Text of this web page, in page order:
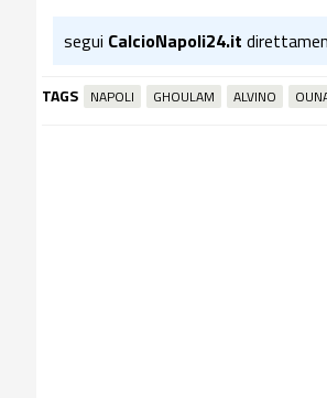
segui CalcioNapoli24.it
TAGS NAPOLI GHOULAM ALVINO